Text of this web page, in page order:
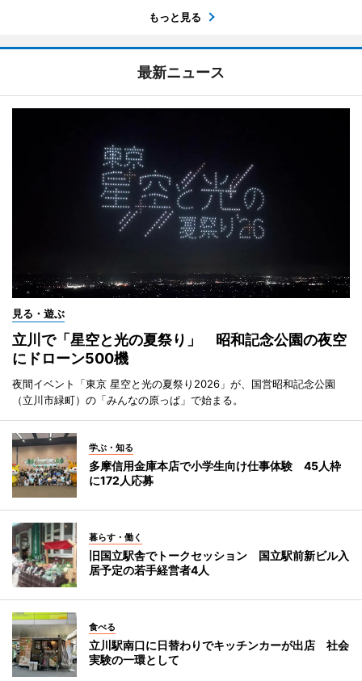
もっと見る
最新ニュース
見る・遊ぶ
立川で「星空と光の夏祭り」 昭和記念公園の夜空
にドローン500機
夜間イベント「東京 星空と光の夏祭り2026」が、国営昭和記念公園
（立川市緑町）の「みんなの原っぱ」で始まる。
学ぶ・知る
多摩信用金庫本店で小学生向け仕事体験 45人枠
に172人応募
暮らす・働く
旧国立駅舎でトークセッション 国立駅前新ビル入
居予定の若手経営者4人
食べる
立川駅南口に日替わりでキッチンカーが出店 社会
実験の一環として